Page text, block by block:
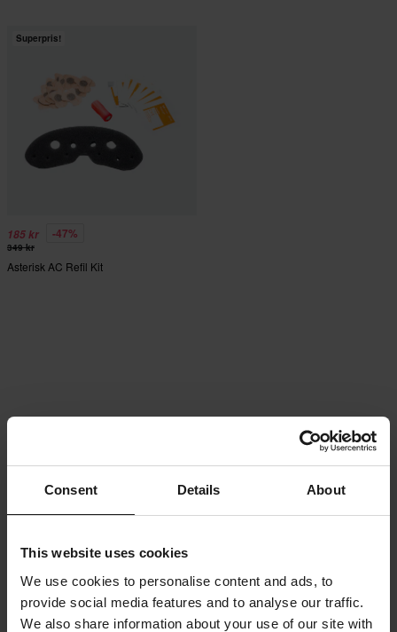
Consent Details About
This website uses cookies
We use cookies to personalise content and ads, to
provide social media features and to analyse our traffic.
We also share information about your use of our site with
Superpris!
185 kr -47%
349 kr
Asterisk AC Refil Kit